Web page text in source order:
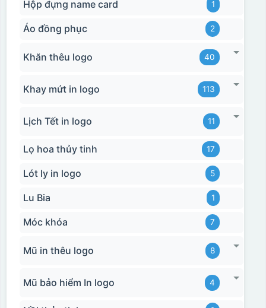
Hộp đựng name card 1
Áo đồng phục 2
Khăn thêu logo 40
Khay mứt in logo 113
Lịch Tết in logo 11
Lọ hoa thủy tinh 17
Lót ly in logo 5
Lu Bia 1
Móc khóa 7
Mũ in thêu logo 8
Mũ bảo hiểm In logo 4